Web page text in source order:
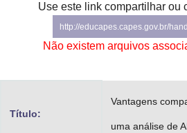
Secretaria de Governo
Gabinete de Segurança Institucional
Use este link compartilhar ou
http://educapes.capes.gov.br/
Não existem arquivos
Título:
Vantagens
uma análise de